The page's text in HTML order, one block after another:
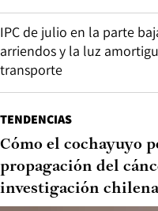
IPC de julio en la parte
arriendos y la luz
transporte
TENDENCIAS
Cómo el cochayuyo
propagación del
investigación chilena